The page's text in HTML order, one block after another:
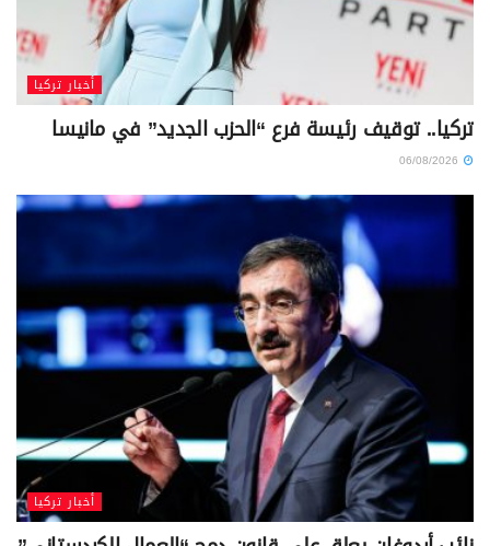
أخبار تركيا
تركيا.. توقيف رئيسة فرع “الحزب الجديد” في مانيسا
أخبار تركيا